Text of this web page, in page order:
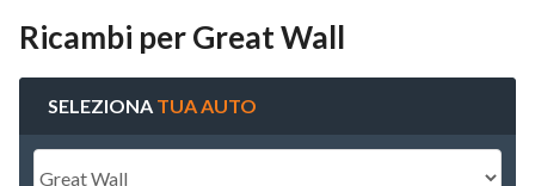
Ricambi per Great Wall
SELEZIONA TUA AUTO